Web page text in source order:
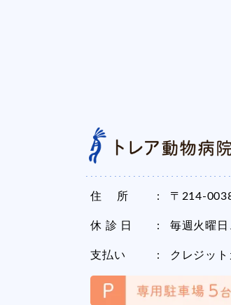
住 所 〒214-
休 診 日 毎週火曜日
支払い クレジッ